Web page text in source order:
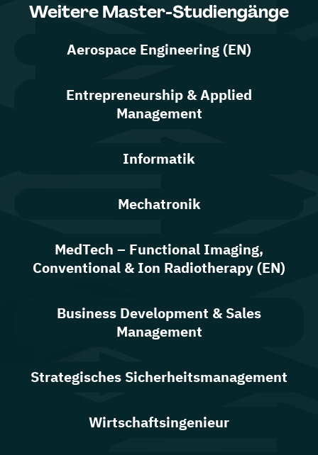
Weitere Master-Studiengänge
Aerospace Engineering (EN)
Entrepreneurship & Applied
Management
Informatik
Mechatronik
MedTech – Functional Imaging,
Conventional & Ion Radiotherapy (EN)
Business Development & Sales
Management
Strategisches Sicherheitsmanagement
Wirtschaftsingenieur